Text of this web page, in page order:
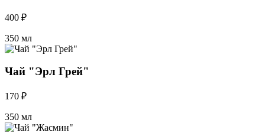
400 ₽
350 мл
Чай "Эрл Грей"
170 ₽
350 мл